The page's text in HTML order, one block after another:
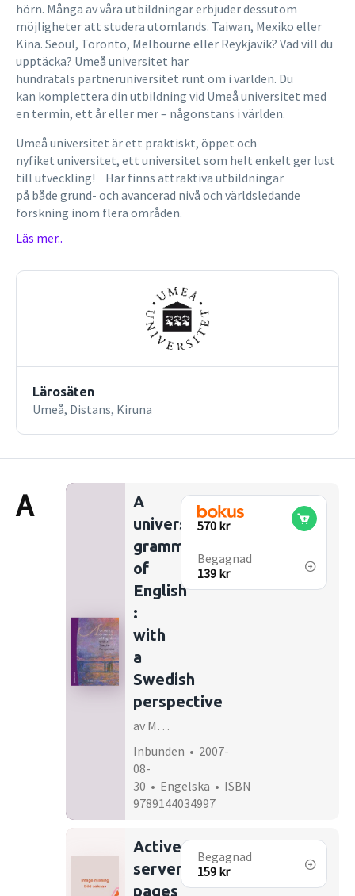
hörn. Många av våra utbildningar erbjuder dessutom
möjligheter att studera utomlands. Taiwan, Mexiko eller
Kina. Seoul, Toronto, Melbourne eller Reykjavik? Vad vill du
upptäcka? Umeå universitet har
hundratals partneruniversitet runt om i världen. Du
kan komplettera din utbildning vid Umeå universitet med
en termin, ett år eller mer – någonstans i världen.
Umeå universitet är ett praktiskt, öppet och
nyfiket universitet, ett universitet som helt enkelt ger lust
till utveckling! Här finns attraktiva utbildningar
på både grund- och avancerad nivå och världsledande
forskning inom flera områden.
Läs mer..
Lärosäten
Umeå, Distans, Kiruna
A
A
university
grammar
of
English
:
with
a
Swedish
perspective
av Maria Estling Vannestål
Inbunden • 2007-
08-
30 • Engelska • ISBN
9789144034997
570 kr
Begagnad
139 kr
Active
server
pages
Begagnad
159 kr